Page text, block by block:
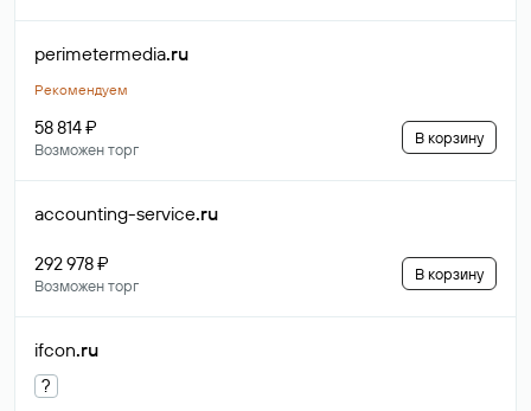
perimetermedia.ru
Рекомендуем
58 814 ₽
Возможен торг
В корзину
accounting-service.ru
292 978 ₽
Возможен торг
В корзину
ifcon.ru
?